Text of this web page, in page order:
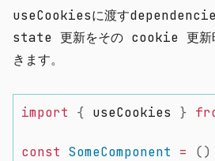
useCookiesに渡す
state 更新をその cookie 更新
きます。
import { useCookies }
const SomeComponent = ()